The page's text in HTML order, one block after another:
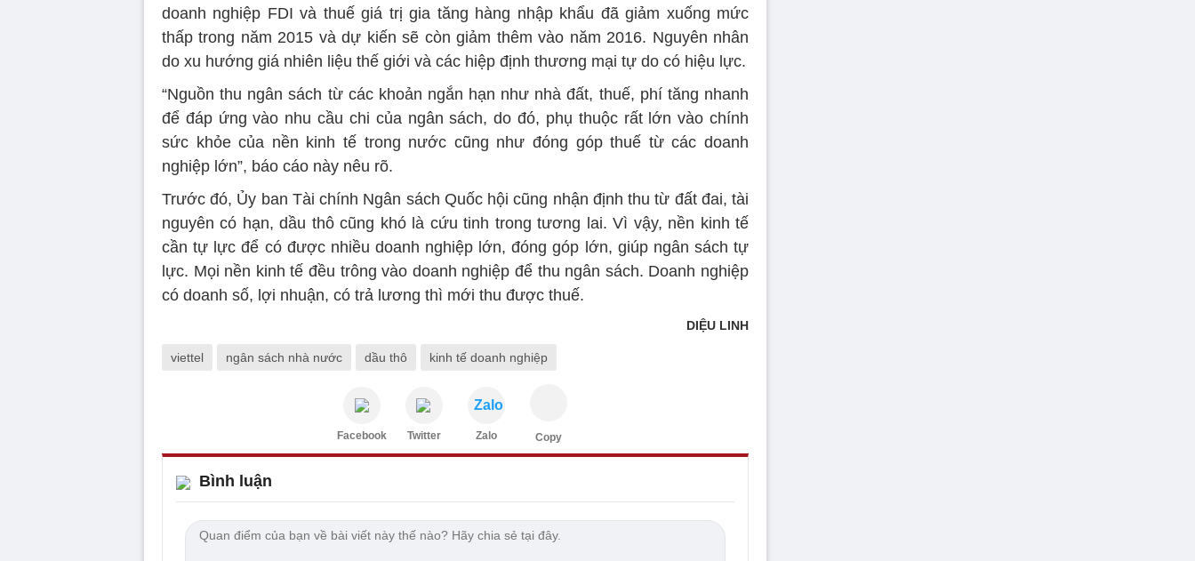
doanh nghiệp FDI và thuế giá trị gia tăng hàng nhập khẩu đã giảm xuống mức
thấp trong năm 2015 và dự kiến sẽ còn giảm thêm vào năm 2016. Nguyên nhân
do xu hướng giá nhiên liệu thế giới và các hiệp định thương mại tự do có hiệu lực.
“Nguồn thu ngân sách từ các khoản ngắn hạn như nhà đất, thuế, phí tăng nhanh
để đáp ứng vào nhu cầu chi của ngân sách, do đó, phụ thuộc rất lớn vào chính
sức khỏe của nền kinh tế trong nước cũng như đóng góp thuế từ các doanh
nghiệp lớn”, báo cáo này nêu rõ.
Trước đó, Ủy ban Tài chính Ngân sách Quốc hội cũng nhận định thu từ đất đai, tài
nguyên có hạn, dầu thô cũng khó là cứu tinh trong tương lai. Vì vậy, nền kinh tế
cần tự lực để có được nhiều doanh nghiệp lớn, đóng góp lớn, giúp ngân sách tự
lực. Mọi nền kinh tế đều trông vào doanh nghiệp để thu ngân sách. Doanh nghiệp
có doanh số, lợi nhuận, có trả lương thì mới thu được thuế.
DIỆU LINH
viettel ngân sách nhà nước dầu thô kinh tế doanh nghiệp
Facebook Twitter
Zalo
Zalo Copy
Bình luận